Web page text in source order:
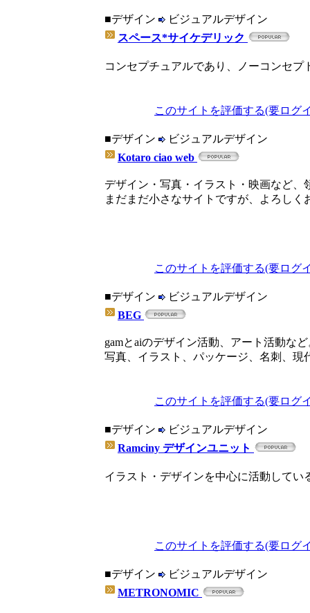
■デザイン
ビジュアルデザイン
スペース*サイケデリック
コンセプチュアルであり、ノーコンセプ
このサイトを評価する(要ログ
■デザイン
ビジュアルデザイン
Kotaro ciao web
デザイン・写真・イラスト・映画など、
まだまだ小さなサイトですが、よろしく
このサイトを評価する(要ログ
■デザイン
ビジュアルデザイン
BEG
gamとaiのデザイン活動、アート活動な
写真、イラスト、パッケージ、名刺、現
このサイトを評価する(要ログ
■デザイン
ビジュアルデザイン
Ramciny デザインユニット
イラスト・デザインを中心に活動してい
このサイトを評価する(要ログ
■デザイン
ビジュアルデザイン
METRONOMIC